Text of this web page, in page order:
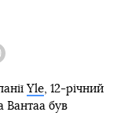
Yle, 12-річний
Вантаа був